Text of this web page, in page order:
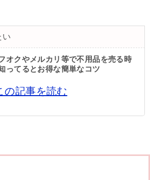
い
オクやメルカリ等で不用品を売る時
ってるとお得な簡単なコツ
の記事を読む